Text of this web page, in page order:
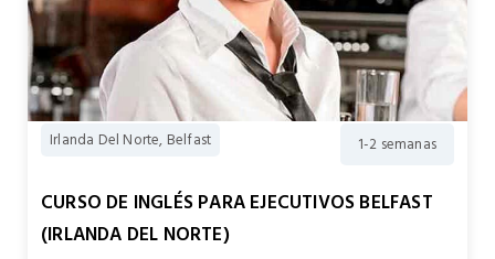
Irlanda Del Norte, Belfast 1-2 semanas
CURSO DE INGLÉS PARA EJECUTIVOS BELFAST
(IRLANDA DEL NORTE)